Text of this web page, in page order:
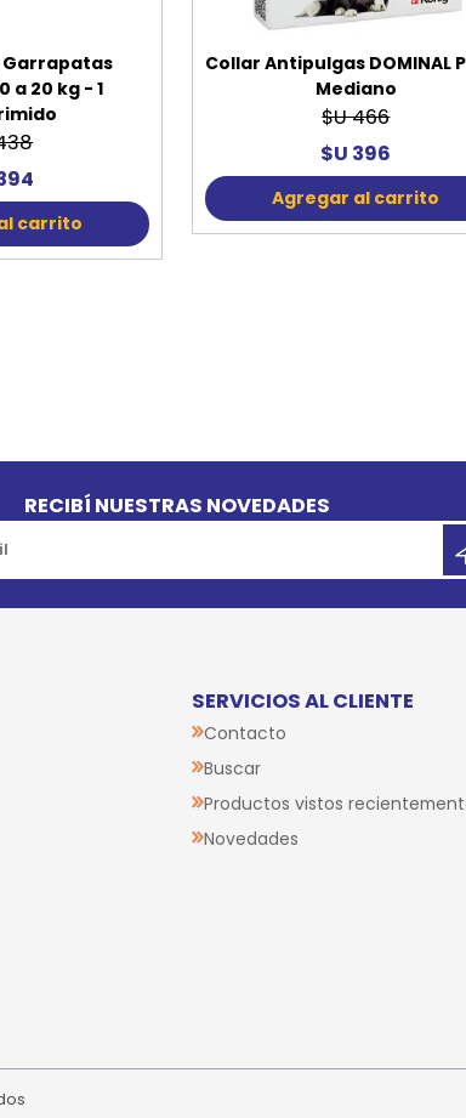
a 20 kg - 1
carrito
Collar Antipulgas DOMINAL
Mediano
$U 466
$U 396
Agregar al carrito
RECIBÍ NUESTRAS NOVEDADES
SERVICIOS AL CLIENTE
Contacto
Buscar
Productos vistos
Novedades